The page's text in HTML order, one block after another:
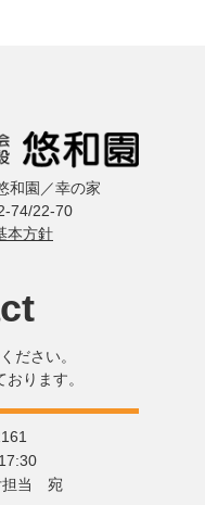
園／幸の家
74/22-70
本方針
ださい。
ります。
担当 宛